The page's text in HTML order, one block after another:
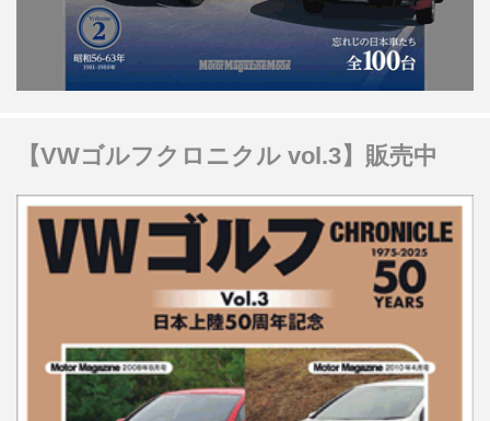
【VWゴルフクロニクル vol.3】販売中